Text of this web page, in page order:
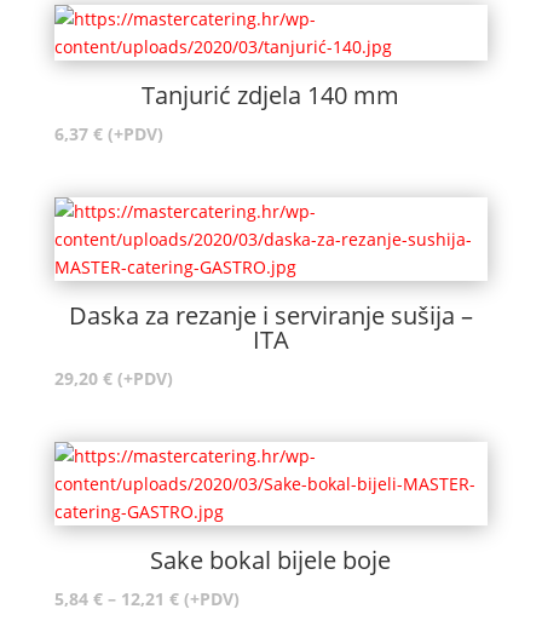
Tanjurić zdjela 140 mm
6,37 € (+PDV)
Daska za rezanje i serviranje sušija –
ITA
29,20 € (+PDV)
Sake bokal bijele boje
5,84 € – 12,21 €Raspon
(+PDV)